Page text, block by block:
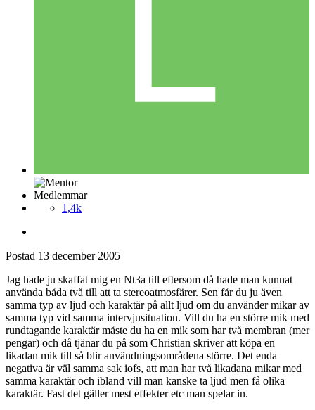
Medlemmar
1,4k
Postad 13 december 2005
Jag hade ju skaffat mig en Nt3a till eftersom då hade man kunnat
använda båda två till att ta stereoatmosfärer. Sen får du ju även
samma typ av ljud och karaktär på allt ljud om du använder mikar av
samma typ vid samma intervjusituation. Vill du ha en större mik med
rundtagande karaktär måste du ha en mik som har två membran (mer
pengar) och då tjänar du på som Christian skriver att köpa en
likadan mik till så blir användningsområdena större. Det enda
negativa är väl samma sak iofs, att man har två likadana mikar med
samma karaktär och ibland vill man kanske ta ljud men få olika
karaktär. Fast det gäller mest effekter etc man spelar in.